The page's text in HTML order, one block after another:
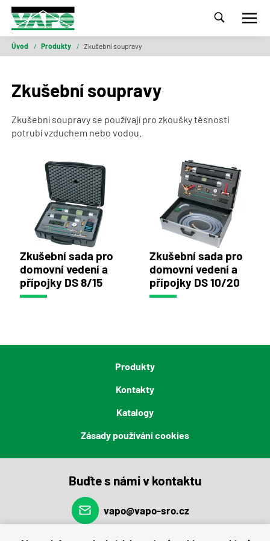
Úvod / Produkty / Zkušební soupravy
Zkušební soupravy
Zkušební soupravy se používají pro zkoušky těsnosti
potrubí vzduchem nebo vodou.
Zkušební sada pro
domovní vedení a
přípojky DS 8/15
Zkušební sada pro
domovní vedení a
přípojky DS 10/20
Produkty
Kontakty
Katalogy
Zásady používání cookies
Buďte s námi v kontaktu
vapo@vapo-sro.cz